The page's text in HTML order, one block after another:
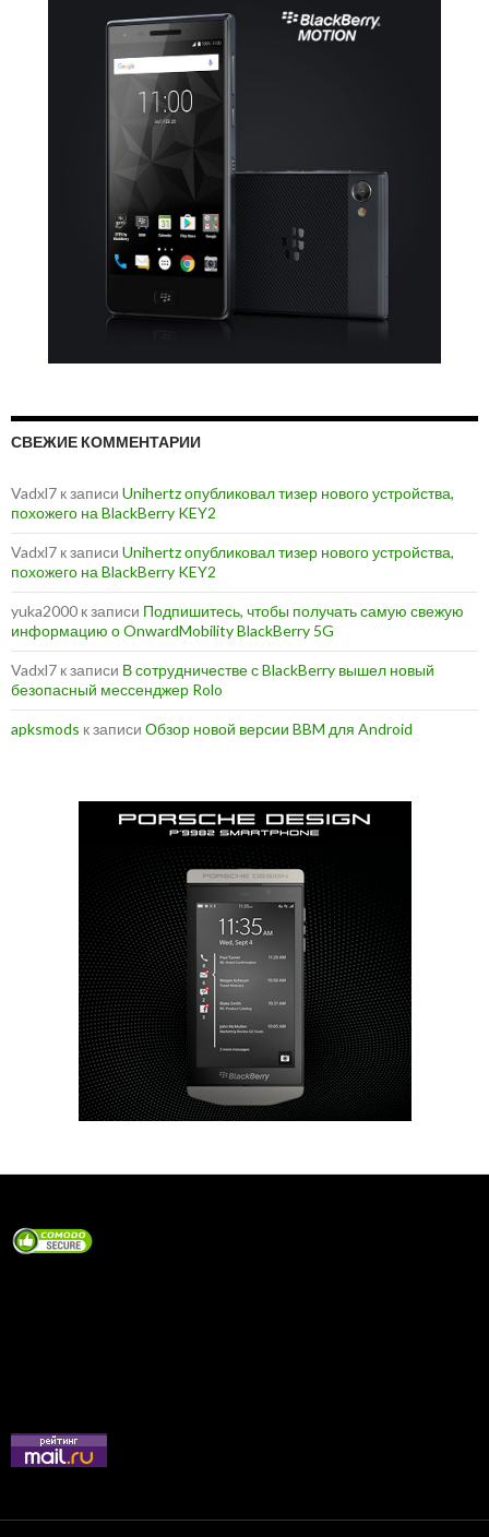
СВЕЖИЕ КОММЕНТАРИИ
Vadxl7 к записи Unihertz опубликовал тизер нового устройства,
похожего на BlackBerry KEY2
Vadxl7 к записи Unihertz опубликовал тизер нового устройства,
похожего на BlackBerry KEY2
yuka2000 к записи Подпишитесь, чтобы получать самую свежую
информацию о OnwardMobility BlackBerry 5G
Vadxl7 к записи В сотрудничестве с BlackBerry вышел новый
безопасный мессенджер Rolo
apksmods к записи Обзор новой версии BBM для Android